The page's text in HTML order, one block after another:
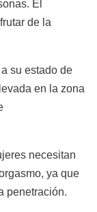
El
de la
su estado de
en la zona
necesitan
ya que
penetración.